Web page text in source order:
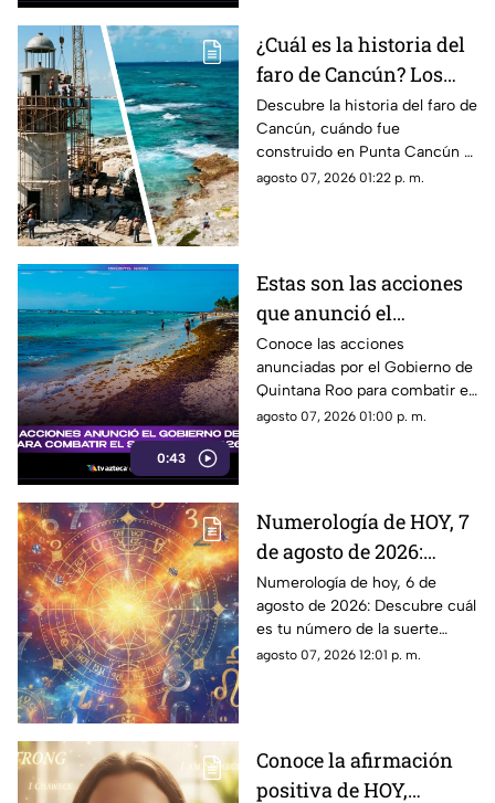
¿Cuál es la historia del
faro de Cancún? Los
detalles sobre el origen
del icónico lugar en la
Zona Hotelera
Descubre la historia del faro de
Cancún, cuándo fue
construido en Punta Cancún y
por qué. Conoce su origen,
agosto 07, 2026 01:22 p. m.
0:43
Estas son las acciones
que anunció el
Gobierno de Quintana
Roo para combatir el
sargazo en 2026
Conoce las acciones
anunciadas por el Gobierno de
Quintana Roo para combatir el
sargazo y mantener limpias las
agosto 07, 2026 01:00 p. m.
Numerología de HOY, 7
de agosto de 2026:
¿Cuál es el número de
la suerte de este
viernes para cada
signo del zodiaco?
Numerología de hoy, 6 de
agosto de 2026: Descubre cuál
es tu número de la suerte
según tu signo zodiacal.
agosto 07, 2026 12:01 p. m.
Conoce la afirmación
positiva de HOY,